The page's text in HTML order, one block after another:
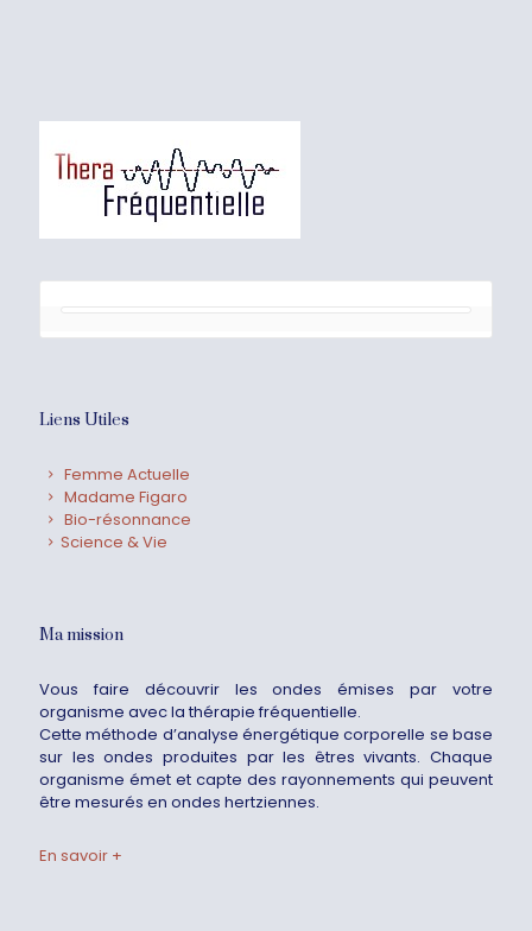
Liens Utiles
Femme Actuelle
Madame Figaro
Bio-résonnance
Science & Vie
Ma mission
Vous faire découvrir les ondes émises par votre
organisme avec la thérapie fréquentielle.
Cette méthode d’analyse énergétique corporelle se base
sur les ondes produites par les êtres vivants. Chaque
organisme émet et capte des rayonnements qui peuvent
être mesurés en ondes hertziennes.
En savoir +